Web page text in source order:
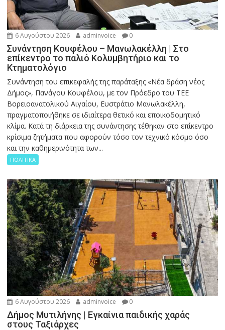
6 Αυγούστου 2026 adminvoice 0
Συνάντηση Κουφέλου – Μανωλακέλλη | Στο
επίκεντρο το παλιό Κολυμβητήριο και το
Κτηματολόγιο
Συνάντηση του επικεφαλής της παράταξης «Νέα δράση νέος
Δήμος», Πανάγου Κουφέλου, με τον Πρόεδρο του ΤΕΕ
Βορειοανατολικού Αιγαίου, Ευστράτιο Μανωλακέλλη,
πραγματοποιήθηκε σε ιδιαίτερα θετικό και εποικοδομητικό
κλίμα. Κατά τη διάρκεια της συνάντησης τέθηκαν στο επίκεντρο
κρίσιμα ζητήματα που αφορούν τόσο τον τεχνικό κόσμο όσο
και την καθημερινότητα των...
ΠΟΛΙΤΙΚΑ
6 Αυγούστου 2026 adminvoice 0
Δήμος Μυτιλήνης | Εγκαίνια παιδικής χαράς
στους Ταξιάρχες